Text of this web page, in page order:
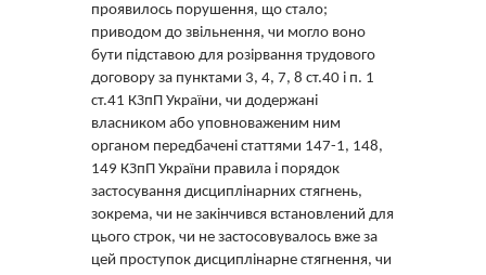
проявилось порушення, що стало;
приводом до звільнення, чи могло воно
бути підставою для розірвання трудового
договору за пунктами 3, 4, 7, 8 ст.40 і п. 1
ст.41 КЗпП України, чи додержані
власником або уповноваженим ним
органом передбачені статтями 147-1, 148,
149 КЗпП України правила і порядок
застосування дисциплінарних стягнень,
зокрема, чи не закінчився встановлений для
цього строк, чи не застосовувалось вже за
цей проступок дисциплінарне стягнення, чи